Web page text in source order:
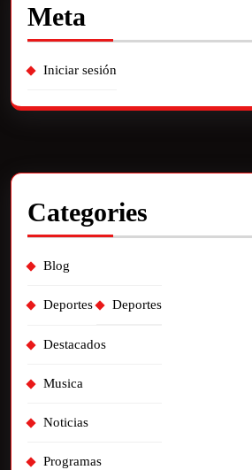
Meta
Iniciar sesión
Categories
Blog
Deportes Deportes
Destacados
Musica
Noticias
Programas